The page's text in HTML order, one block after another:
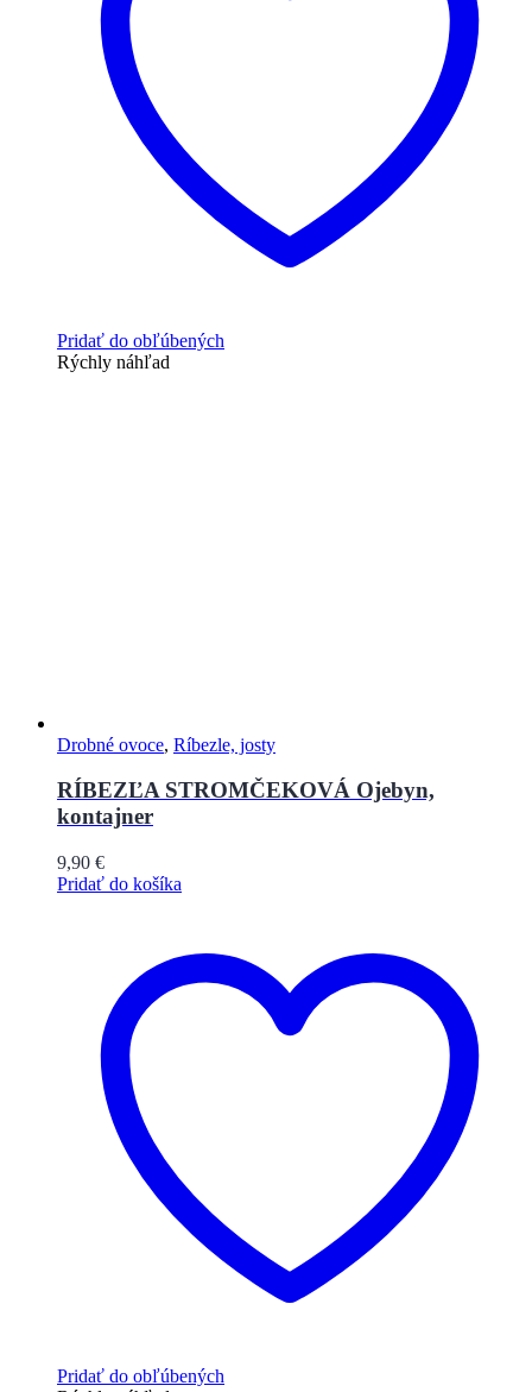
Pridať do obľúbených
Rýchly náhľad
Drobné ovoce, Ríbezle, josty
RÍBEZĽA STROMČEKOVÁ Ojebyn,
kontajner
9,90 €
Pridať do košíka
Pridať do obľúbených